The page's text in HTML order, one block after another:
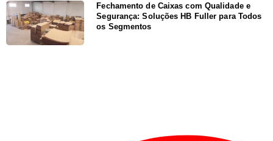
Fechamento de Caixas com Qualidade e
Segurança: Soluções HB Fuller para Todos
os Segmentos